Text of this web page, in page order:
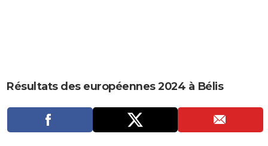
CARTE DE VOEUX
Carte de Noël
Carte Bonne année
Carte Saint-Valentin
Carte Pâques
Carte d'anniversaire
DICTIONNAIRE
Dictionnaire
Biographies
Citations
Expressions
Proverbes
PROGRAMME TV
Résultats des européennes 2024 à Bélis